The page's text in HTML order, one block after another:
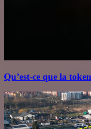
Qu’est‑ce que la